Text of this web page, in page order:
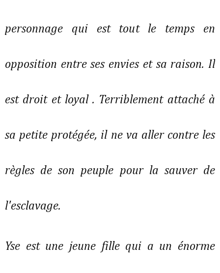
personnage qui est tout le temps en
opposition entre ses envies et sa raison. Il
est droit et loyal . Terriblement attaché à
sa petite protégée, il ne va aller contre les
règles de son peuple pour la sauver de
l'esclavage.
Yse est une jeune fille qui a un énorme